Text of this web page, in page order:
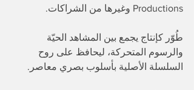
Productions وغيرها من الشراكات.
طُوّر كإنتاج يجمع بين المشاهد الحيّة
والرسوم المتحركة، ليحافظ على روح
السلسلة الأصلية بأسلوب بصري معاصر.